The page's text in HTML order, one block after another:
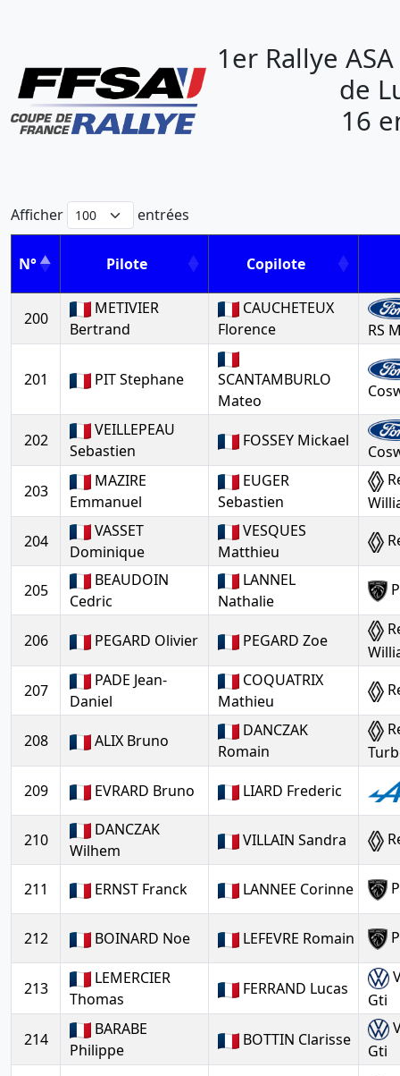
1er Rallye
de
16
Afficher entrées
N° Pilote Copilote
200
METIVIER
Bertrand
CAUCHETEUX
Florence
RS
201 PIT Stephane
SCANTAMBURLO
Mateo
202
VEILLEPEAU
Sebastien
FOSSEY Mickael
203
MAZIRE
Emmanuel
EUGER
Sebastien
204
VASSET
Dominique
VESQUES
Matthieu
205
BEAUDOIN
Cedric
LANNEL
Nathalie
206 PEGARD Olivier PEGARD Zoe
207
PADE Jean-
Daniel
COQUATRIX
Mathieu
208 ALIX Bruno
DANCZAK
Romain
209
EVRARD Bruno LIARD Frederic
210
DANCZAK
Wilhem
VILLAIN Sandra
211 ERNST Franck LANNEE Corinne
212 BOINARD Noe LEFEVRE Romain
213
LEMERCIER
Thomas
FERRAND Lucas
Gti
214
BARABE
Philippe
BOTTIN Clarisse
Gti